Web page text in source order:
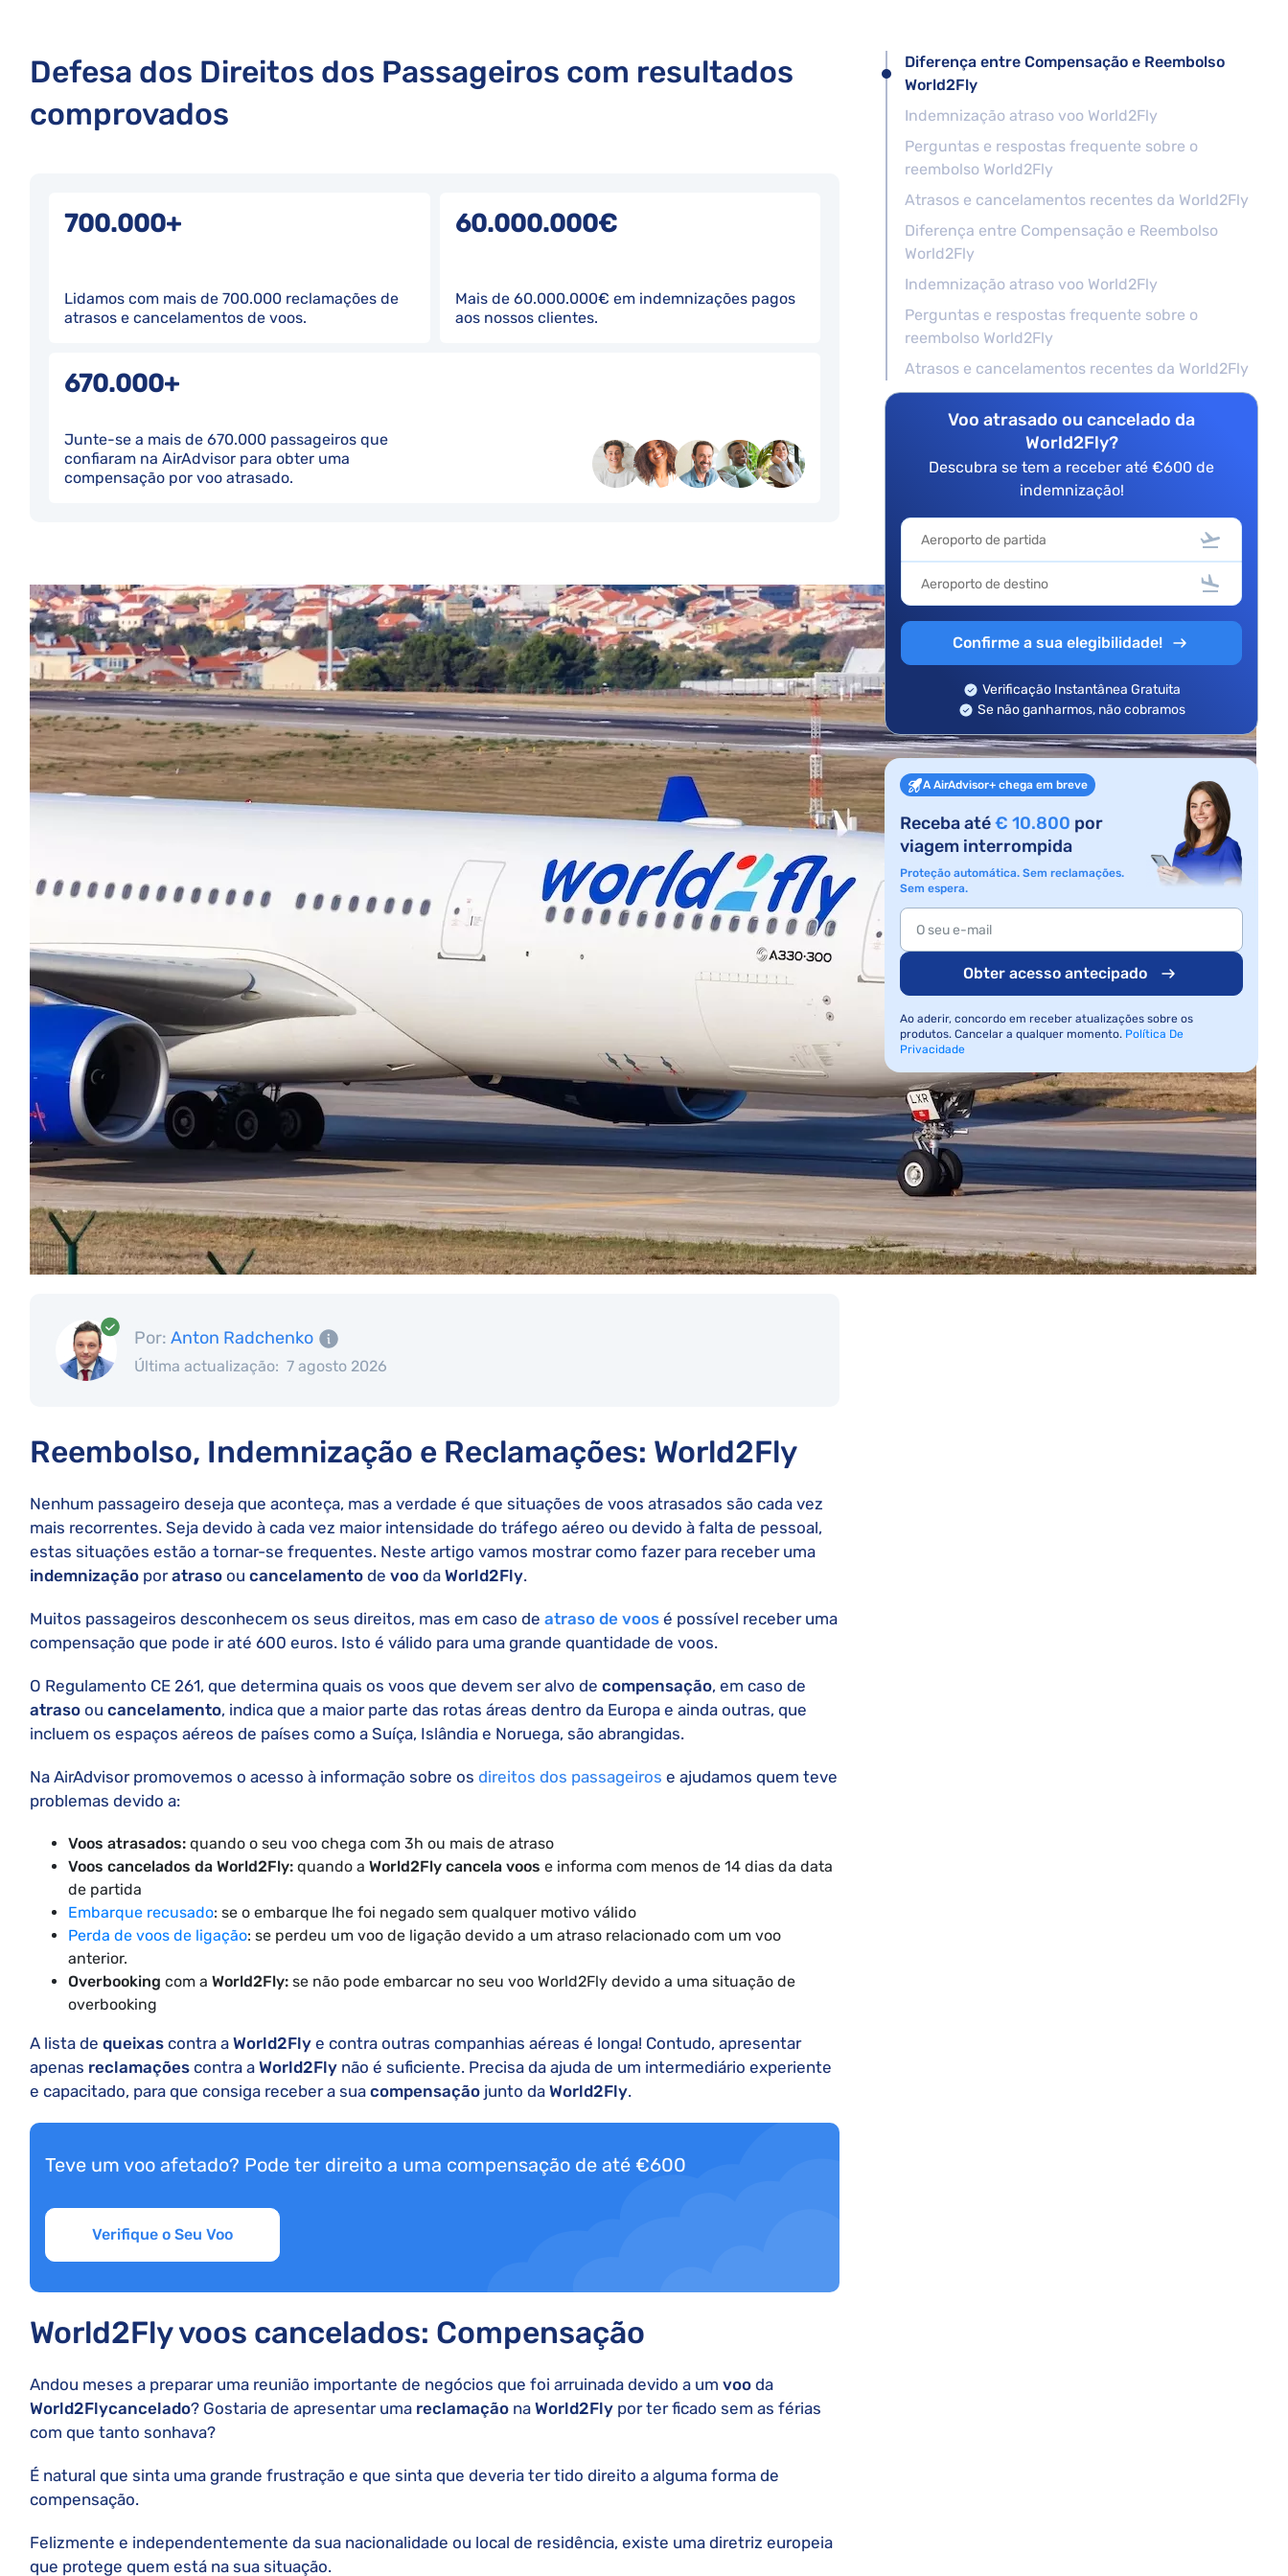
Defesa dos Direitos dos Passageiros com resultados
comprovados
700.000+
Lidamos com mais de 700.000 reclamações de
atrasos e cancelamentos de voos.
60.000.000€
Mais de 60.000.000€ em indemnizações pagos
aos nossos clientes.
670.000+
Junte-se a mais de 670.000 passageiros que
confiaram na AirAdvisor para obter uma
compensação por voo atrasado.
Por: Anton Radchenko
Última actualização: 7 agosto 2026
Reembolso, Indemnização e Reclamações: World2Fly
Nenhum passageiro deseja que aconteça, mas a verdade é que situações de voos atrasados são cada vez
mais recorrentes. Seja devido à cada vez maior intensidade do tráfego aéreo ou devido à falta de pessoal,
estas situações estão a tornar-se frequentes. Neste artigo vamos mostrar como fazer para receber uma
indemnização poratraso ou cancelamento de voo da World2Fly.
Muitos passageiros desconhecem os seus direitos, mas em caso de atraso de voos é possível receber uma
compensação que pode ir até 600 euros. Isto é válido para uma grande quantidade de voos.
O Regulamento CE 261, que determina quais os voos que devem ser alvo de compensação, em caso de
atraso ou cancelamento, indica que a maior parte das rotas áreas dentro da Europa e ainda outras, que
incluem os espaços aéreos de países como a Suíça, Islândia e Noruega, são abrangidas.
Na AirAdvisor promovemos o acesso à informação sobre os direitos dos passageiros e ajudamos quem teve
problemas devido a:
Voos atrasados: quando o seu voo chega com 3h ou mais de atraso
Voos cancelados da World2Fly: quando a World2Fly cancela voos e informa com menos de 14 dias da data
de partida
Embarque recusado: se o embarque lhe foi negado sem qualquer motivo válido
Perda de voos de ligação: se perdeu um voo de ligação devido a um atraso relacionado com um voo
anterior.
Overbooking com a World2Fly: se não pode embarcar no seu voo World2Fly devido a uma situação de
overbooking
A lista de queixas contra a World2Fly e contra outras companhias aéreas é longa! Contudo, apresentar
apenas reclamações contra a World2Fly não é suficiente. Precisa da ajuda de um intermediário experiente
e capacitado, para que consiga receber a sua compensação junto da World2Fly.
Teve um voo afetado? Pode ter direito a uma compensação de até €600
Verifique o Seu Voo
World2Fly voos cancelados: Compensação
Andou meses a preparar uma reunião importante de negócios que foi arruinada devido a um voo da
World2Flycancelado? Gostaria de apresentar uma reclamação na World2Fly por ter ficado sem as férias
com que tanto sonhava?
É natural que sinta uma grande frustração e que sinta que deveria ter tido direito a alguma forma de
compensação.
Felizmente e independentemente da sua nacionalidade ou local de residência, existe uma diretriz europeia
que protege quem está na sua situação.
Diferença entre Compensação e Reembolso
World2Fly
Indemnização atraso voo World2Fly
Perguntas e respostas frequente sobre o
reembolso World2Fly
Atrasos e cancelamentos recentes da World2Fly
Diferença entre Compensação e Reembolso
World2Fly
Indemnização atraso voo World2Fly
Perguntas e respostas frequente sobre o
reembolso World2Fly
Atrasos e cancelamentos recentes da World2Fly
Voo atrasado ou cancelado da
World2Fly?
Descubra se tem a receber até €600 de
indemnização!
Confirme a sua elegibilidade!
Verificação Instantânea Gratuita
Se não ganharmos, não cobramos
A AirAdvisor+ chega em breve
Receba até€ 10.800 por
viagem interrompida
Proteção automática. Sem reclamações.
Sem espera.
Obter acesso antecipado
Ao aderir, concordo em receber atualizações sobre os
produtos. Cancelar a qualquer momento. Política De
Privacidade